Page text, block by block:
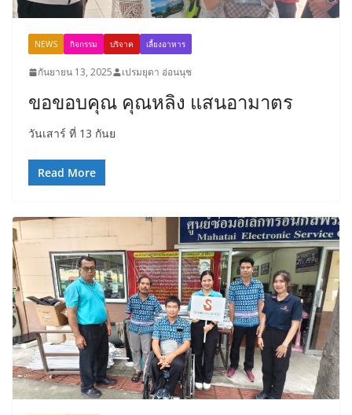
NEWS กิจกรรม บริจาค เลี้ยงอาหาร
กันยายน 13, 2025 เปรมยุดา อ่อนนุช
ขอขอบคุณ คุณหลิง แสนอามาตร
วันเสาร์ ที่ 13 กันย
Read More